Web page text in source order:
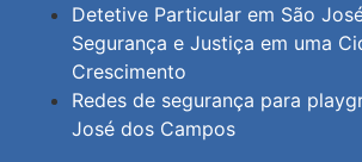
Detetive Particular em São
Segurança e Justiça em uma
Crescimento
Redes de segurança para
José dos Campos